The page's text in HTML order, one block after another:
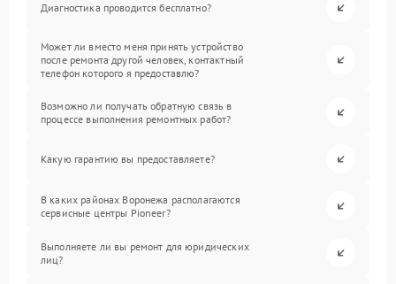
Диагностика проводится бесплатно?
Может ли вместо меня принять устройство
после ремонта другой человек, контактный
телефон которого я предоставлю?
Возможно ли получать обратную связь в
процессе выполнения ремонтных работ?
Какую гарантию вы предоставляете?
В каких районах Воронежа располагаются
сервисные центры Pioneer?
Выполняете ли вы ремонт для юридических
лиц?